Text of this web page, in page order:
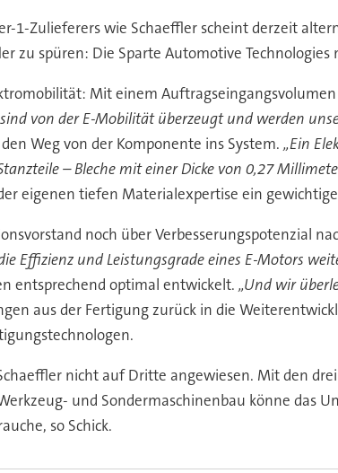
1-Zulieferers wie Schaeffler scheint derzeit
zu spüren: Die Sparte Automotive
Mit einem
von der E-Mobilität überzeugt und werden
Weg von der Komponente ins System. „Ein
– Bleche mit einer Dicke von 0,27
eigenen tiefen Materialexpertise ein
noch über Verbesserungspotenzial
Effizienz und Leistungsgrade eines E-Motors
entsprechend optimal entwickelt. „Und wir
aus der Fertigung zurück in die
nicht auf Dritte angewiesen. Mit den
und Sondermaschinenbau könne das
so Schick.